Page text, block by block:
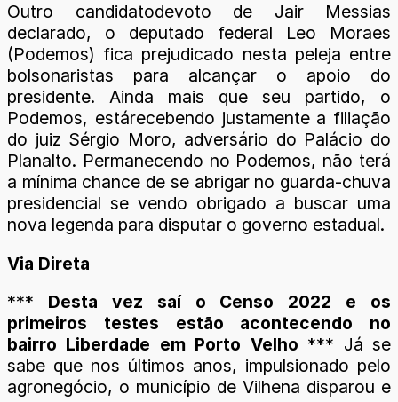
Outro candidatodevoto de Jair Messias
declarado, o deputado federal Leo Moraes
(Podemos) fica prejudicado nesta peleja entre
bolsonaristas para alcançar o apoio do
presidente. Ainda mais que seu partido, o
Podemos, estárecebendo justamente a filiação
do juiz Sérgio Moro, adversário do Palácio do
Planalto. Permanecendo no Podemos, não terá
a mínima chance de se abrigar no guarda-chuva
presidencial se vendo obrigado a buscar uma
nova legenda para disputar o governo estadual.
Via Direta
*** Desta vez saí o Censo 2022 e os
primeiros testes estão acontecendo no
bairro Liberdade em Porto Velho *** Já se
sabe que nos últimos anos, impulsionado pelo
agronegócio, o município de Vilhena disparou e